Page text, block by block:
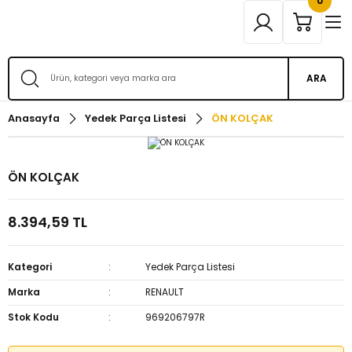
ARA
Anasayfa Yedek Parça Listesi ÖN KOLÇAK
ÖN KOLÇAK
8.394,59 TL
Kategori
Yedek Parça Listesi
Marka
RENAULT
Stok Kodu
969206797R